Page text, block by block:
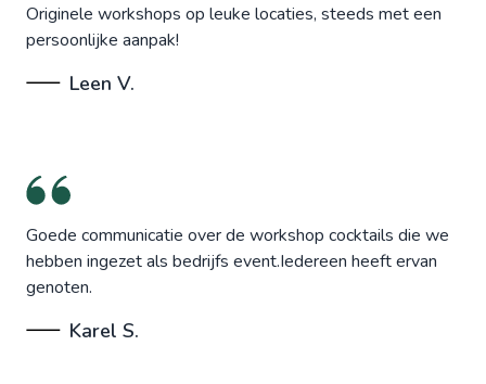
Originele workshops op leuke locaties, steeds met een
persoonlijke aanpak!
Leen V.
Goede communicatie over de workshop cocktails die we
hebben ingezet als bedrijfs event.Iedereen heeft ervan
genoten.
Karel S.